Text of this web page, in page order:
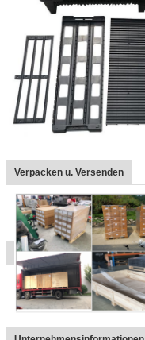
Verpacken u. Versenden